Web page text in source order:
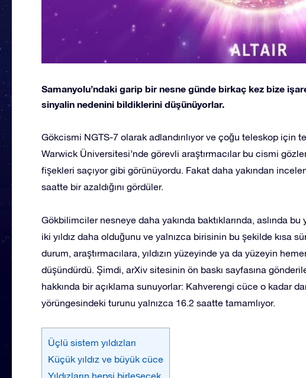
Samanyolu’ndaki garip bir nesne günde birkaç kez bize
sinyalin nedenini bildiklerini düşünüyorlar.
Gökcismi NGTS-7 olarak adlandırılıyor ve çoğu teleskop için
Warwick Üniversitesi’nde görevli araştırmacılar bu cismi
fişekleri saçıyor gibi görünüyordu. Fakat daha yakından
saatte bir azaldığını gördüler.
Gökbilimciler nesneye daha yakında baktıklarında, aslında
iki yıldız daha olduğunu ve yalnızca birisinin bu şekilde kısa
durum, araştırmacılara, yıldızın yüzeyinde ya da yüzeyin
düşündürdü. Şimdi, arXiv sitesinin ön baskı sayfasına
hakkında bir açıklama sunuyorlar: Kahverengi cüce o kadar
yörüngesindeki turunu yalnızca 16.2 saatte tamamlıyor.
Üçlü sistem yıldızları
Küçük yıldız ve büyük cüce
Yıldızların hepsi birleşecek